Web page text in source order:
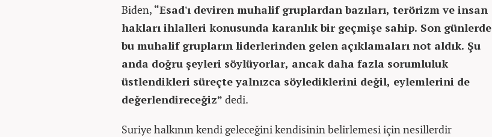
Biden, “Esad'ı deviren muhalif gruplardan bazıları, terörizm ve insan
hakları ihlalleri konusunda karanlık bir geçmişe sahip. Son günlerde
bu muhalif grupların liderlerinden gelen açıklamaları not aldık. Şu
anda doğru şeyleri söylüyorlar, ancak daha fazla sorumluluk
üstlendikleri süreçte yalnızca söylediklerini değil, eylemlerini de
değerlendireceğiz” dedi.
Suriye halkının kendi geleceğini kendisinin belirlemesi için nesillerdir